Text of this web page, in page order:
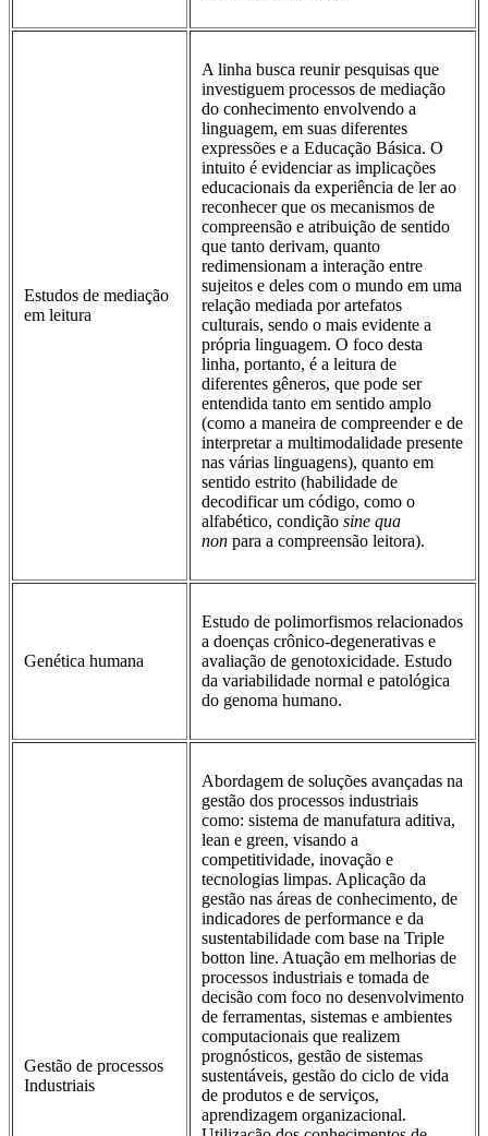
Estudos de mediação
em leitura
A linha busca reunir pesquisas que
investiguem processos de mediação
do conhecimento envolvendo a
linguagem, em suas diferentes
expressões e a Educação Básica. O
intuito é evidenciar as implicações
educacionais da experiência de ler ao
reconhecer que os mecanismos de
compreensão e atribuição de sentido
que tanto derivam, quanto
redimensionam a interação entre
sujeitos e deles com o mundo em uma
relação mediada por artefatos
culturais, sendo o mais evidente a
própria linguagem. O foco desta
linha, portanto, é a leitura de
diferentes gêneros, que pode ser
entendida tanto em sentido amplo
(como a maneira de compreender e de
interpretar a multimodalidade presente
nas várias linguagens), quanto em
sentido estrito (habilidade de
decodificar um código, como o
alfabético, condição sine qua
non para a compreensão leitora).
Genética humana
Estudo de polimorfismos relacionados
a doenças crônico-degenerativas e
avaliação de genotoxicidade. Estudo
da variabilidade normal e patológica
do genoma humano.
Gestão de processos
Industriais
Abordagem de soluções avançadas na
gestão dos processos industriais
como: sistema de manufatura aditiva,
lean e green, visando a
competitividade, inovação e
tecnologias limpas. Aplicação da
gestão nas áreas de conhecimento, de
indicadores de performance e da
sustentabilidade com base na Triple
botton line. Atuação em melhorias de
processos industriais e tomada de
decisão com foco no desenvolvimento
de ferramentas, sistemas e ambientes
computacionais que realizem
prognósticos, gestão de sistemas
sustentáveis, gestão do ciclo de vida
de produtos e de serviços,
aprendizagem organizacional.